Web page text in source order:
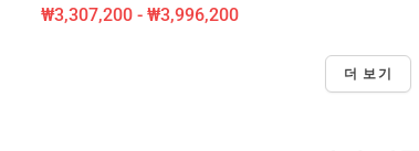
₩3,307,200 - ₩3,996,200
더 보기